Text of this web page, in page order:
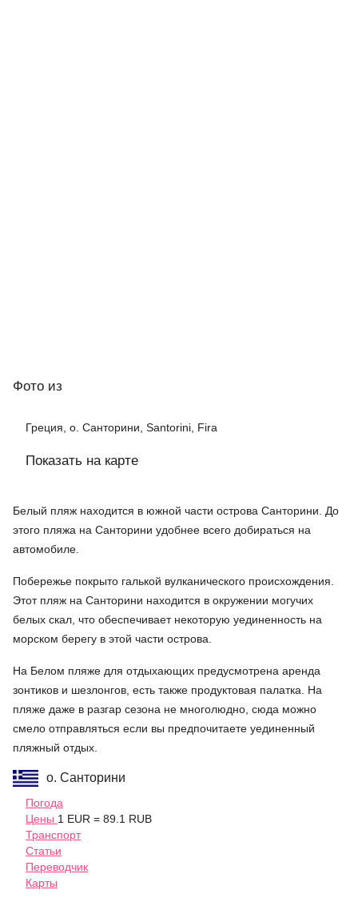
Фото из
Греция, о. Санторини, Santorini, Fira
Показать на карте
Белый пляж находится в южной части острова Санторини. До
этого пляжа на Санторини удобнее всего добираться на
автомобиле.
Побережье покрыто галькой вулканического происхождения.
Этот пляж на Санторини находится в окружении могучих
белых скал, что обеспечивает некоторую уединенность на
морском берегу в этой части острова.
На Белом пляже для отдыхающих предусмотрена аренда
зонтиков и шезлонгов, есть также продуктовая палатка. На
пляже даже в разгар сезона не многолюдно, сюда можно
смело отправляться если вы предпочитаете уединенный
пляжный отдых.
о. Санторини
Погода
Цены 1 EUR = 89.1 RUB
Транспорт
Статьи
Переводчик
Карты